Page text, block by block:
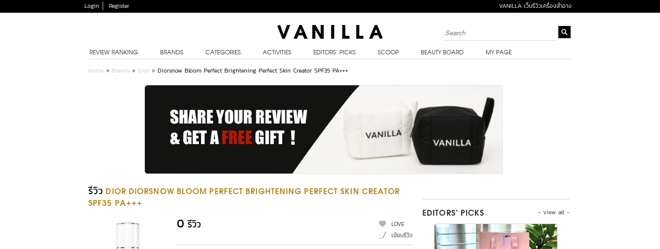
Login Register VANILLA เว็บรีวิวเครื่องสำอาง
REVIEW RANKING BRANDS CATEGORIES ACTIVITIES EDITORS’ PICKS SCOOP BEAUTY BOARD MY PAGE
Home > Brands > Dior > Diorsnow Bloom Perfect Brightening Perfect Skin Creator SPF35 PA+++
รีวิว DIOR DIORSNOW BLOOM PERFECT BRIGHTENING PERFECT SKIN CREATOR
SPF35 PA+++
0 รีวิว
LOVE
เขียนรีวิว
- view all -
EDITORS’ PICKS